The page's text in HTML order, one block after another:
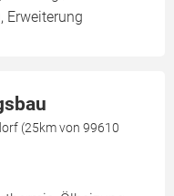
Erweiterung
(25km von 99610